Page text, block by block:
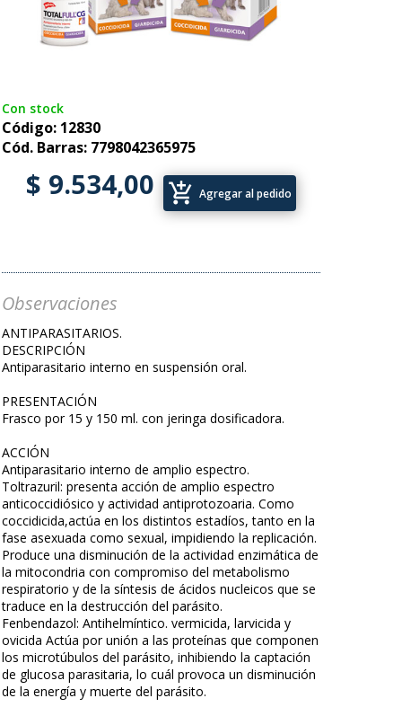
Con stock
Código: 12830
Cód. Barras: 7798042365975
$ 9.534,00 add_shopping_cart Agregar al pedido
Observaciones
ANTIPARASITARIOS.
DESCRIPCIÓN
Antiparasitario interno en suspensión oral.
PRESENTACIÓN
Frasco por 15 y 150 ml. con jeringa dosificadora.
ACCIÓN
Antiparasitario interno de amplio espectro.
Toltrazuril: presenta acción de amplio espectro
anticoccidiósico y actividad antiprotozoaria. Como
coccidicida,actúa en los distintos estadíos, tanto en la
fase asexuada como sexual, impidiendo la replicación.
Produce una disminución de la actividad enzimática de
la mitocondria con compromiso del metabolismo
respiratorio y de la síntesis de ácidos nucleicos que se
traduce en la destrucción del parásito.
Fenbendazol: Antihelmíntico. vermicida, larvicida y
ovicida Actúa por unión a las proteínas que componen
los microtúbulos del parásito, inhibiendo la captación
de glucosa parasitaria, lo cuál provoca un disminución
de la energía y muerte del parásito.